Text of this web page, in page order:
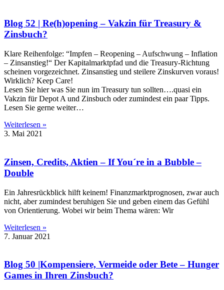
Blog 52 | Re(h)opening – Vakzin für Treasury &
Zinsbuch?
Klare Reihenfolge: “Impfen – Reopening – Aufschwung – Inflation
– Zinsanstieg!“ Der Kapitalmarktpfad und die Treasury-Richtung
scheinen vorgezeichnet. Zinsanstieg und steilere Zinskurven voraus!
Wirklich? Keep Care!
Lesen Sie hier was Sie nun im Treasury tun sollten….quasi ein
Vakzin für Depot A und Zinsbuch oder zumindest ein paar Tipps.
Lesen Sie gerne weiter…
Weiterlesen »
3. Mai 2021
Zinsen, Credits, Aktien – If You´re in a Bubble –
Double
Ein Jahresrückblick hilft keinem! Finanzmarktprognosen, zwar auch
nicht, aber zumindest beruhigen Sie und geben einem das Gefühl
von Orientierung. Wobei wir beim Thema wären: Wir
Weiterlesen »
7. Januar 2021
Blog 50 |Kompensiere, Vermeide oder Bete – Hunger
Games in Ihren Zinsbuch?